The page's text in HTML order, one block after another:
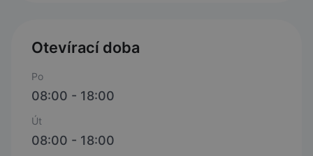
Otevírací doba
Po
08:00 - 18:00
Út
08:00 - 18:00